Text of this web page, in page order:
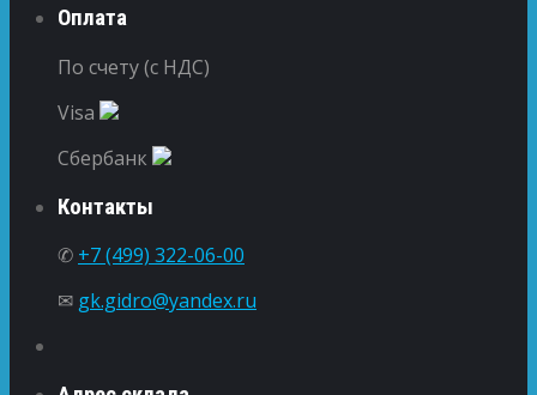
Оплата
По счету (с НДС)
Visa
Сбербанк
Контакты
✆ +7 (499) 322-06-00
✉ gk.gidro@yandex.ru